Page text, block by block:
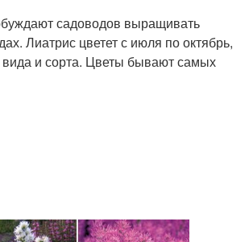
садоводов выращивать
Лиатрис цветет с июля по октябрь,
вида и сорта. Цветы бывают самых